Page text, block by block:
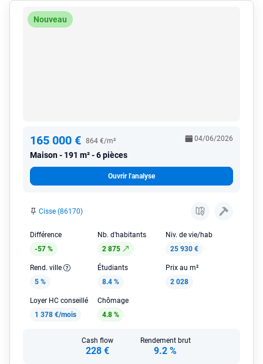
Nouveau
165 000 € 864 €/m²
Maison 191 m² - 6 pièces
04/06/2026
Ouvrir l'analyse
Cisse (86170)
Différence
-57 %
Nb. d'habitants
2 875
Niv. de vie/hab
25 930 €
Rend. ville
5 %
Étudiants
8.4 %
Prix au m²
2 028
Loyer HC conseillé
1 378 €/mois
Chômage
4.8 %
Cash flow
228 €
Rendement brut
9.2 %